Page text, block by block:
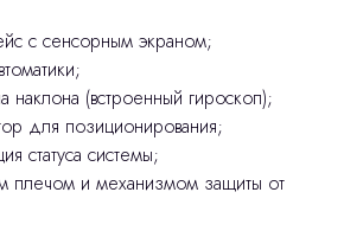
с сенсорным экраном;
наклона (встроенный гироскоп);
для позиционирования;
статуса системы;
плечом и механизмом защиты от